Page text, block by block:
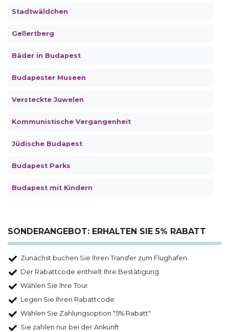
Stadtwäldchen
Gellertberg
Bäder in Budapest
Budapester Museen
Versteckte Juwelen
Kommunistische Vergangenheit
Jüdische Budapest
Budapest Parks
Budapest mit Kindern
SONDERANGEBOT: ERHALTEN SIE 5% RABATT
Zunächst buchen Sie Ihren Transfer zum Flughafen
Der Rabattcode enthielt Ihre Bestätigung
Wählen Sie Ihre Tour
Legen Sie Ihren Rabattcode
Wählen Sie Zahlungsoption "5% Rabatt"
Sie zahlen nur bei der Ankunft